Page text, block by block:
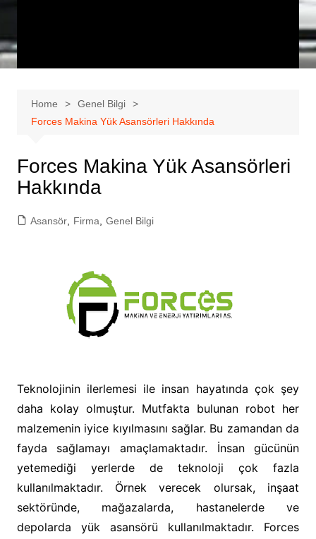
Home
Genel Bilgi
Forces Makina Yük Asansörleri Hakkında
Forces Makina Yük Asansörleri
Hakkında
Asansör, Firma Genel Bilgi
Teknolojinin ilerlemesi ile insan hayatında çok şey
daha kolay olmuştur. Mutfakta bulunan robot her
malzemenin iyice kıyılmasını sağlar. Bu zamandan da
fayda sağlamayı amaçlamaktadır. İnsan gücünün
yetemediği yerlerde de teknoloji çok fazla
kullanılmaktadır. Örnek verecek olursak, inşaat
sektöründe, mağazalarda, hastanelerde ve
depolarda yük asansörü kullanılmaktadır. Forces